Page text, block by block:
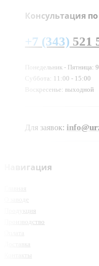
Консультация
+7 (343) 521
Понедельник - Пятница:
Суббота: 11:00 - 15:00
Воскресенье: выходной
Для заявок:
Навигация
Главная
О заводе
Продукция
Производство
Доставка
Контакты